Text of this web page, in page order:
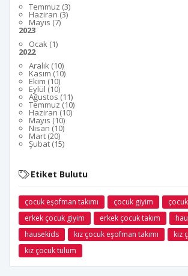
Temmuz (3)
Haziran (3)
Mayıs (7)
2023
Ocak (1)
2022
Aralık (10)
Kasım (10)
Ekim (10)
Eylül (10)
Ağustos (11)
Temmuz (10)
Haziran (10)
Mayıs (10)
Nisan (10)
Mart (20)
Şubat (15)
Etiket Bulutu
çocuk eşofman takımı çocuk giyim
erkek çocuk giyim
erkek çocuk takım
hausekids
kız çocuk eşofman takımı
kız
kız çocuk tulum